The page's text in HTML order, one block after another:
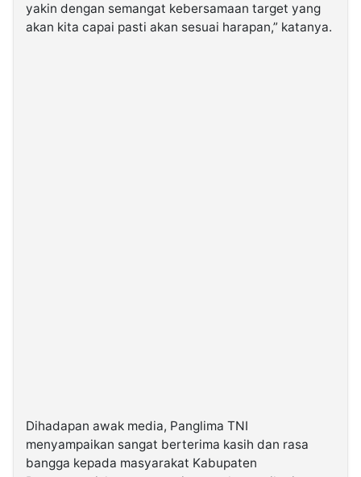
yakin dengan semangat kebersamaan target yang
akan kita capai pasti akan sesuai harapan,” katanya.
Dihadapan awak media, Panglima TNI
menyampaikan sangat berterima kasih dan rasa
bangga kepada masyarakat Kabupaten